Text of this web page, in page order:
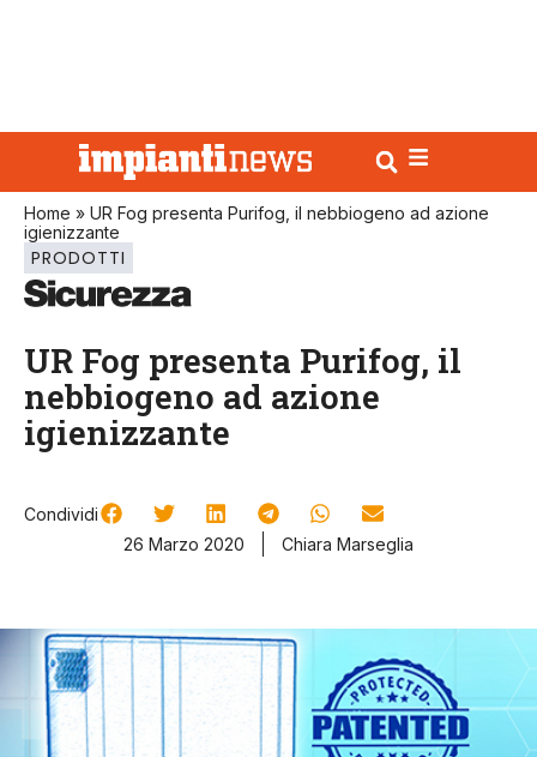
Home » UR Fog presenta Purifog, il nebbiogeno ad azione
igienizzante
PRODOTTI
UR Fog presenta Purifog, il
nebbiogeno ad azione
igienizzante
Condividi
26 Marzo 2020
Chiara Marseglia